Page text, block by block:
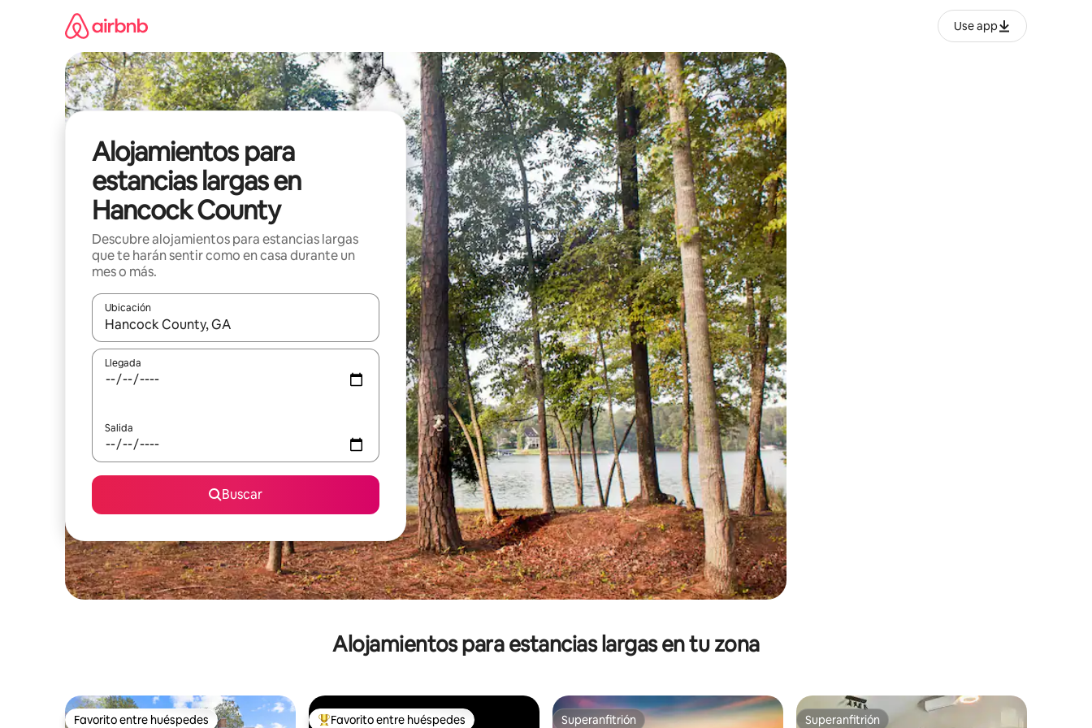
Use app
Alojamientos para
estancias largas en
Hancock County
Descubre alojamientos para estancias largas
que te harán sentir como en casa durante un
mes o más.
Ubicación
Cuando los resultados estén disponibles, podrás navegar usando las teclas de las flechas hacia arriba y hacia abajo, o bien tocando y deslizando la pantalla.
Llegada
Salida
Buscar
Alojamientos para estancias largas en tu zona
Favorito entre huéspedes Favorito entre huéspedes Superanfitrión Superanfitrión